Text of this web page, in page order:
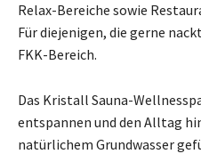
Relax-Bereiche sowie
Für diejenigen, die gerne
FKK-Bereich.
Das Kristall Sauna-
entspannen und den Alltag
natürlichem Grundwasser